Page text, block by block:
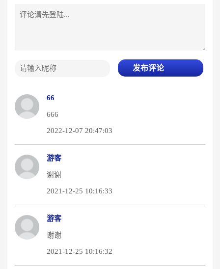
发布评论
66
666
2022-12-07 20:47:03
游客
谢谢
2021-12-25 10:16:33
游客
谢谢
2021-12-25 10:16:32